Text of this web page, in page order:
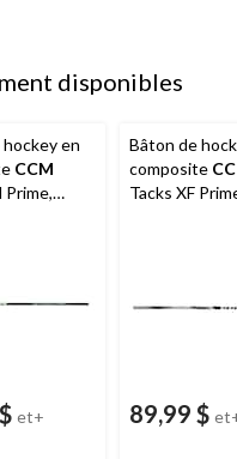
disponibles
en
CCM
Prime,
et+
Bâton de
composite
Tacks XF
89,99 $